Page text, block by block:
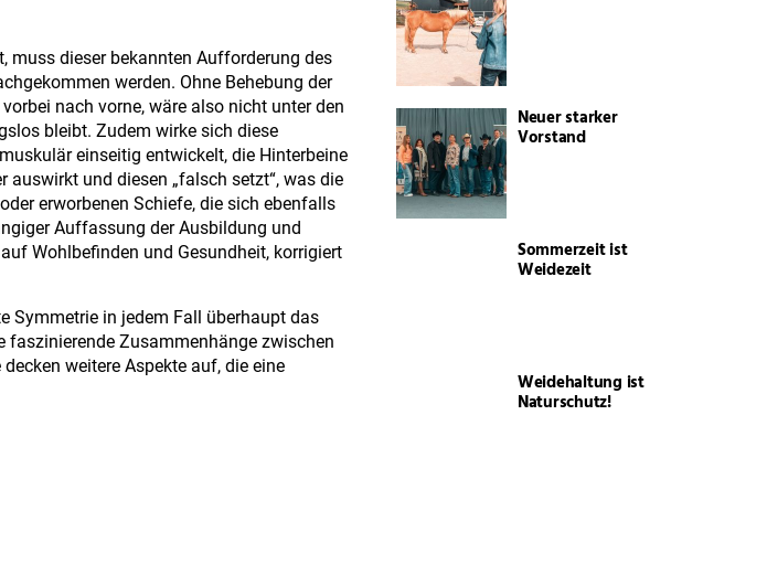
muss dieser bekannten Aufforderung des
werden. Ohne Behebung der
nach vorne, wäre also nicht unter den
bleibt. Zudem wirke sich diese
einseitig entwickelt, die Hinterbeine
und diesen „falsch setzt“, was die
erworbenen Schiefe, die sich ebenfalls
Auffassung der Ausbildung und
Wohlbefinden und Gesundheit, korrigiert
Symmetrie in jedem Fall überhaupt das
faszinierende Zusammenhänge zwischen
weitere Aspekte auf, die eine
Neuer starker
Vorstand
Sommerzeit ist
Weidezeit
Weidehaltung ist
Naturschutz!